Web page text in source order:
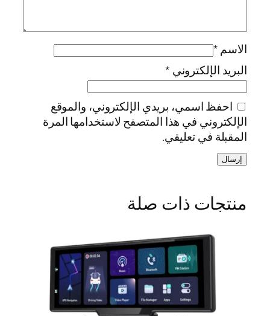
الاسم*
البريد الإلكتروني *
احفظ اسمي، بريدي الإلكتروني، والموقع
الإلكتروني في هذا المتصفح لاستخدامها المرة
المقبلة في تعليقي.
منتجات ذات صلة